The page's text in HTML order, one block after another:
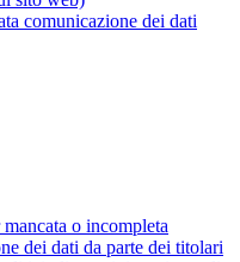
comunicazione dei dati
o incompleta
dei dati da parte dei titolari